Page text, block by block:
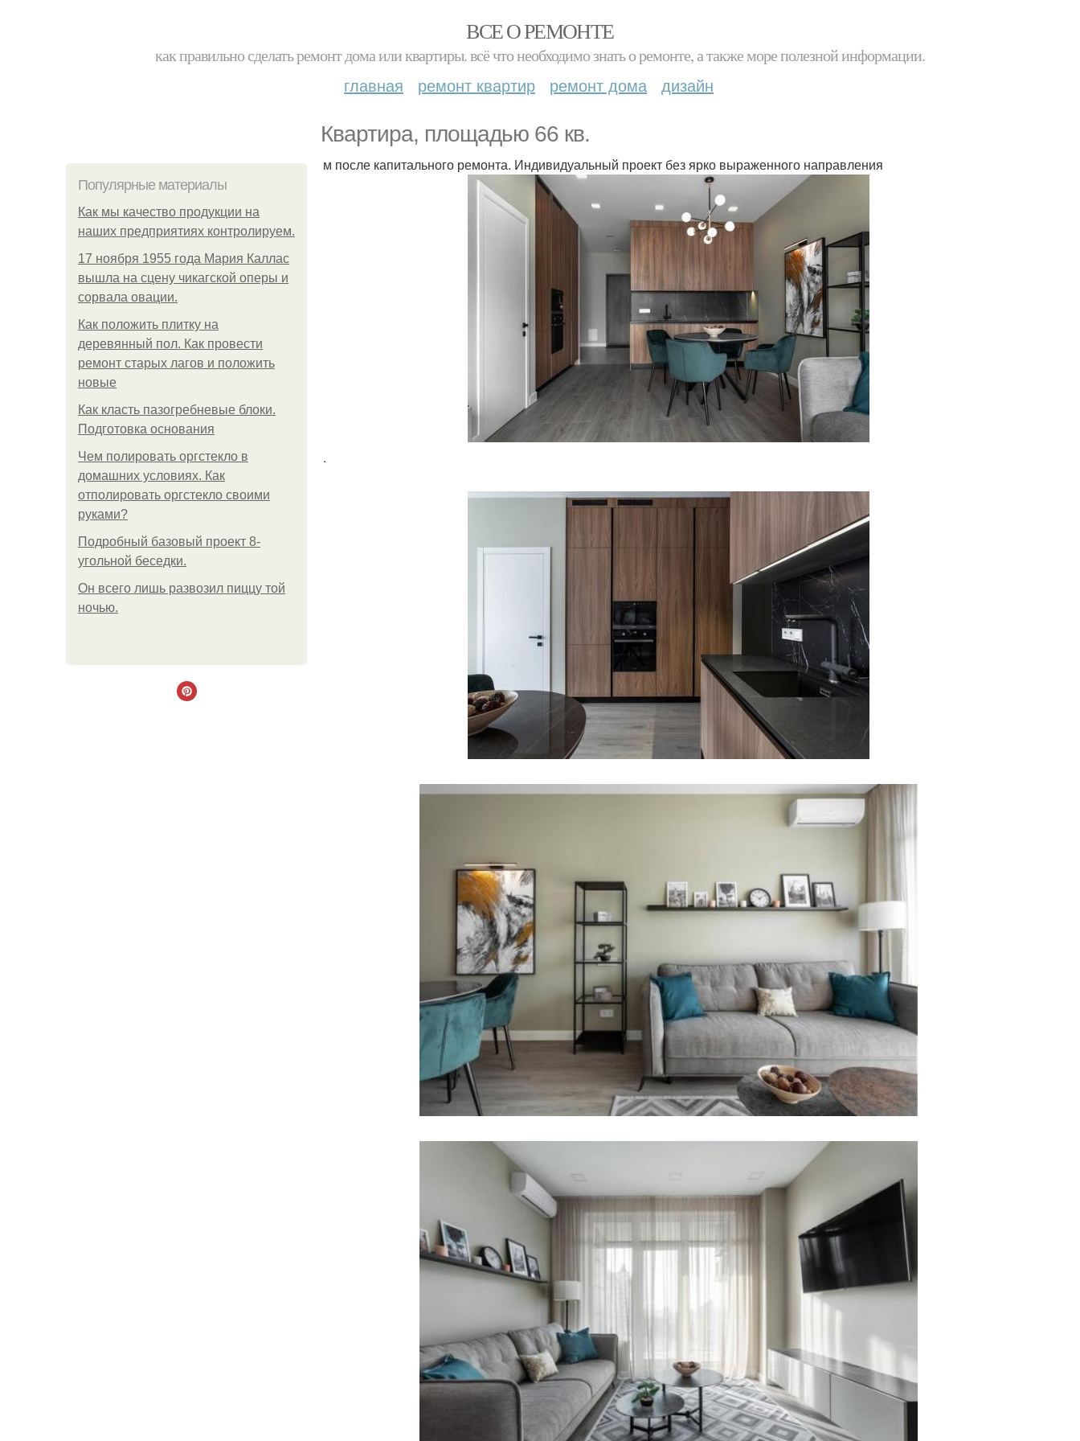
ВСЕ О РЕМОНТЕ
как правильно сделать ремонт дома или квартиры. всё что необходимо знать о ремонте, а также море полезной информации.
главная ремонт квартир ремонт дома дизайн
Квартира, площадью 66 кв.
Популярные материалы
Как мы качество продукции на
наших предприятиях контролируем.
17 ноября 1955 года Мария Каллас
вышла на сцену чикагской оперы и
сорвала овации.
Как положить плитку на
деревянный пол. Как провести
ремонт старых лагов и положить
новые
Как класть пазогребневые блоки.
Подготовка основания
Чем полировать оргстекло в
домашних условиях. Как
отполировать оргстекло своими
руками?
Подробный базовый проект 8-
угольной беседки.
Он всего лишь развозил пиццу той
ночью.
м после капитального ремонта. Индивидуальный проект без ярко выраженного направления
.